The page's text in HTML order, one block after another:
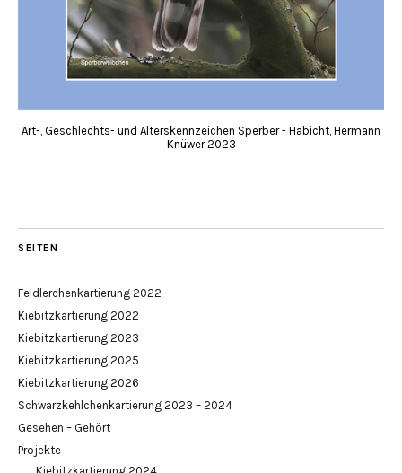
Art-, Geschlechts- und Alterskennzeichen Sperber - Habicht, Hermann
Knüwer 2023
SEITEN
Feldlerchenkartierung 2022
Kiebitzkartierung 2022
Kiebitzkartierung 2023
Kiebitzkartierung 2025
Kiebitzkartierung 2026
Schwarzkehlchenkartierung 2023 – 2024
Gesehen – Gehört
Projekte